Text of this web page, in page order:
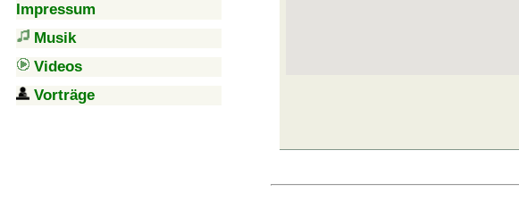
Impressum
Musik
Videos
Vorträge